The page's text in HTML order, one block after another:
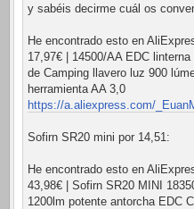
y sabéis decirme cuál os
He encontrado esto en
17,97€ | 14500/AA EDC
de Camping llavero luz 900
herramienta AA 3,0
https://a.aliexpress.com/
Sofirn SR20 mini por 14,51:
He encontrado esto en
43,98€ | Sofirn SR20 MINI
1200lm potente antorcha EDC